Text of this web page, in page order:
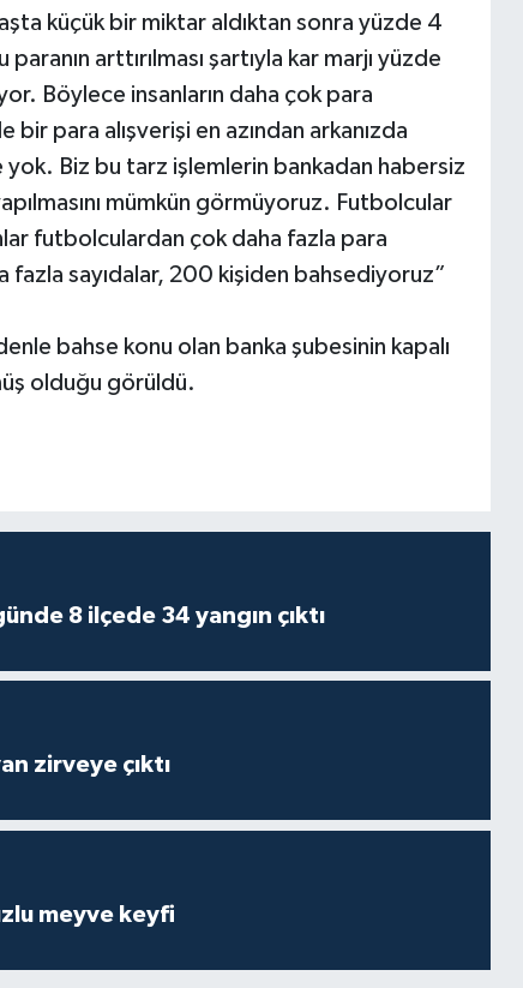
küçük bir miktar aldıktan sonra yüzde 4
arttırılması şartıyla kar marjı yüzde
Böylece insanların daha çok para
para alışverişi en azından arkanızda
Biz bu tarz işlemlerin bankadan habersiz
mümkün görmüyoruz. Futbolcular
futbolculardan çok daha fazla para
fazla sayıdalar, 200 kişiden bahsediyoruz”
bahse konu olan banka şubesinin kapalı
olduğu görüldü.
8 ilçede 34 yangın çıktı
zirveye çıktı
meyve keyfi